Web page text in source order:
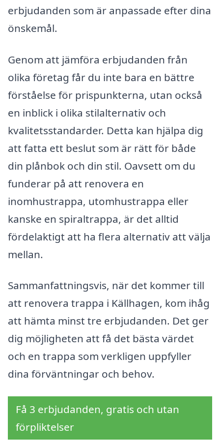
erbjudanden som är anpassade efter dina
önskemål.
Genom att jämföra erbjudanden från
olika företag får du inte bara en bättre
förståelse för prispunkterna, utan också
en inblick i olika stilalternativ och
kvalitetsstandarder. Detta kan hjälpa dig
att fatta ett beslut som är rätt för både
din plånbok och din stil. Oavsett om du
funderar på att renovera en
inomhustrappa, utomhustrappa eller
kanske en spiraltrappa, är det alltid
fördelaktigt att ha flera alternativ att välja
mellan.
Sammanfattningsvis, när det kommer till
att renovera trappa i Källhagen, kom ihåg
att hämta minst tre erbjudanden. Det ger
dig möjligheten att få det bästa värdet
och en trappa som verkligen uppfyller
dina förväntningar och behov.
Få 3 erbjudanden, gratis och utan
förpliktelser